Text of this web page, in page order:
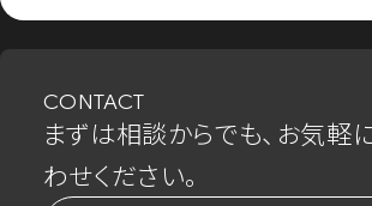
CONTACT
まずは相談からでも、お気軽
わせください。